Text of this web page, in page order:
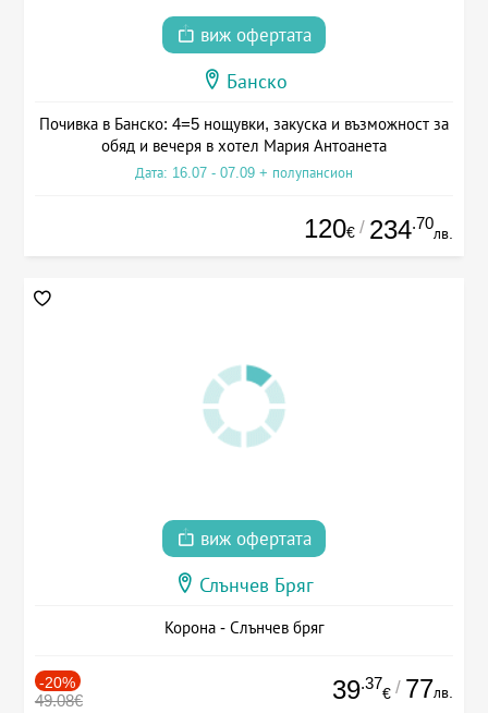
виж офертата
Банско
Почивка в Банско: 4=5 нощувки, закуска и възможност за
обяд и вечеря в хотел Мария Антоанета
Дата: 16.07 - 07.09 + полупансион
120€ / 234.70
лв.
виж офертата
Слънчев Бряг
Корона - Слънчев бряг
-20%
49.08€ 39.37
€ / 77лв.